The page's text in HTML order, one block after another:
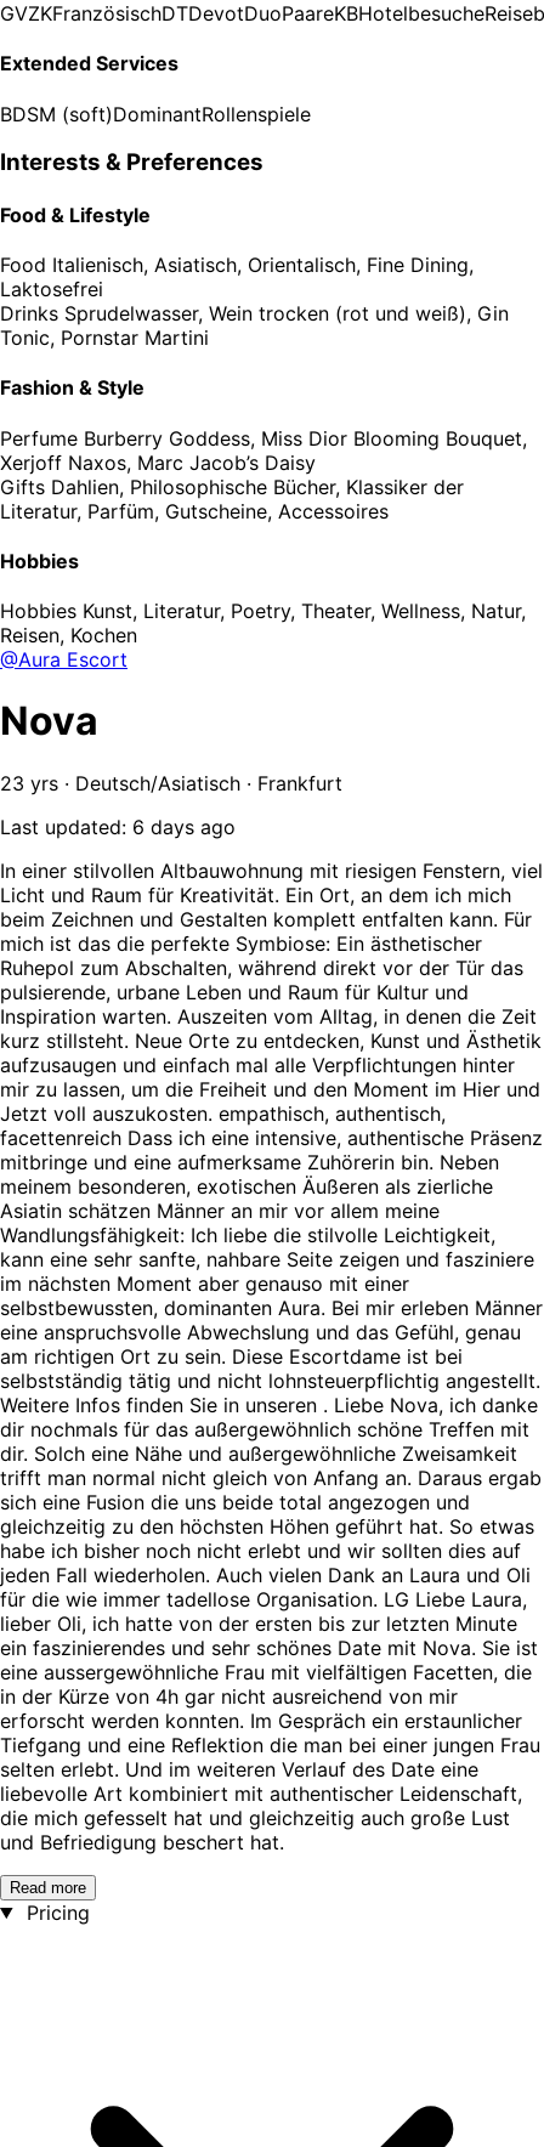
GVZKFranzösischDTDevotDuoPaareKBHotelbesuche
Extended Services
BDSM (soft)DominantRollenspiele
Interests & Preferences
Food & Lifestyle
Food Italienisch, Asiatisch, Orientalisch, Fine Dining,
Laktosefrei
Drinks Sprudelwasser, Wein trocken (rot und weiß), Gin
Tonic, Pornstar Martini
Fashion & Style
Perfume Burberry Goddess, Miss Dior Blooming Bouquet,
Xerjoff Naxos, Marc Jacob’s Daisy
Gifts Dahlien, Philosophische Bücher, Klassiker der
Literatur, Parfüm, Gutscheine, Accessoires
Hobbies
Hobbies Kunst, Literatur, Poetry, Theater, Wellness, Natur,
Reisen, Kochen
@Aura Escort
Nova
23 yrs · Deutsch/Asiatisch · Frankfurt
Last updated: 6 days ago
In einer stilvollen Altbauwohnung mit riesigen Fenstern, viel
Licht und Raum für Kreativität. Ein Ort, an dem ich mich
beim Zeichnen und Gestalten komplett entfalten kann. Für
mich ist das die perfekte Symbiose: Ein ästhetischer
Ruhepol zum Abschalten, während direkt vor der Tür das
pulsierende, urbane Leben und Raum für Kultur und
Inspiration warten. Auszeiten vom Alltag, in denen die Zeit
kurz stillsteht. Neue Orte zu entdecken, Kunst und Ästhetik
aufzusaugen und einfach mal alle Verpflichtungen hinter
mir zu lassen, um die Freiheit und den Moment im Hier und
Jetzt voll auszukosten. empathisch, authentisch,
facettenreich Dass ich eine intensive, authentische Präsenz
mitbringe und eine aufmerksame Zuhörerin bin. Neben
meinem besonderen, exotischen Äußeren als zierliche
Asiatin schätzen Männer an mir vor allem meine
Wandlungsfähigkeit: Ich liebe die stilvolle Leichtigkeit,
kann eine sehr sanfte, nahbare Seite zeigen und fasziniere
im nächsten Moment aber genauso mit einer
selbstbewussten, dominanten Aura. Bei mir erleben Männer
eine anspruchsvolle Abwechslung und das Gefühl, genau
am richtigen Ort zu sein. Diese Escortdame ist bei
selbstständig tätig und nicht lohnsteuerpflichtig angestellt.
Weitere Infos finden Sie in unseren . Liebe Nova, ich danke
dir nochmals für das außergewöhnlich schöne Treffen mit
dir. Solch eine Nähe und außergewöhnliche Zweisamkeit
trifft man normal nicht gleich von Anfang an. Daraus ergab
sich eine Fusion die uns beide total angezogen und
gleichzeitig zu den höchsten Höhen geführt hat. So etwas
habe ich bisher noch nicht erlebt und wir sollten dies auf
jeden Fall wiederholen. Auch vielen Dank an Laura und Oli
für die wie immer tadellose Organisation. LG Liebe Laura,
lieber Oli, ich hatte von der ersten bis zur letzten Minute
ein faszinierendes und sehr schönes Date mit Nova. Sie ist
eine aussergewöhnliche Frau mit vielfältigen Facetten, die
in der Kürze von 4h gar nicht ausreichend von mir
erforscht werden konnten. Im Gespräch ein erstaunlicher
Tiefgang und eine Reflektion die man bei einer jungen Frau
selten erlebt. Und im weiteren Verlauf des Date eine
liebevolle Art kombiniert mit authentischer Leidenschaft,
die mich gefesselt hat und gleichzeitig auch große Lust
und Befriedigung beschert hat.
Read more
Pricing